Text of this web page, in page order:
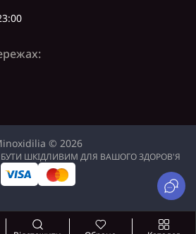
© 2026
ШКІДЛИВИМ ДЛЯ ВАШОГО ЗДОРОВ'Я